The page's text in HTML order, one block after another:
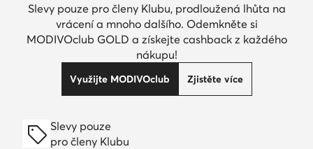
Slevy pouze pro členy Klubu, prodloužená lhůta na
vrácení a mnoho dalšího. Odemkněte si
MODIVOclub GOLD a získejte cashback z každého
nákupu!
Využijte MODIVOclub Zjistěte více
Slevy pouze
pro členy Klubu